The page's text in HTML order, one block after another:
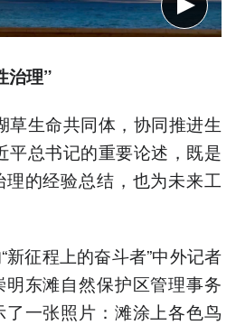
治理”
草生命共同体，协同推进生
平总书记的重要论述，既是
的经验总结，也为未来工
征程上的奋斗者”中外记者
明东滩自然保护区管理事务
一张照片：滩涂上各色鸟